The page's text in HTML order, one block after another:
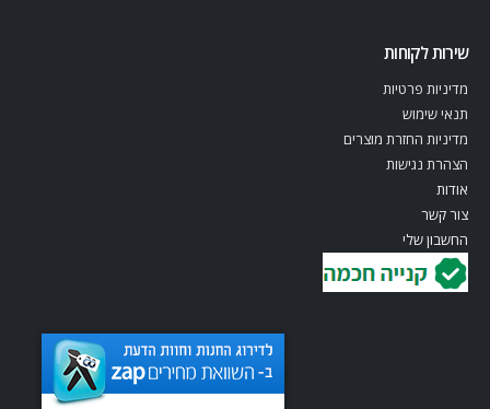
שירות לקוחות
מדיניות פרטיות
תנאי שימוש
מדיניות החזרת מוצרים
הצהרת נגישות
אודות
צור קשר
החשבון שלי